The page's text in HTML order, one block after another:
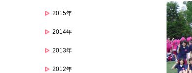
2015年
2014年
2013年
2012年